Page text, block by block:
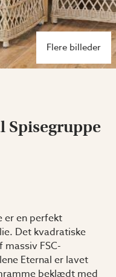
Flere billeder
Spisegruppe
er en perfekt
Det kvadratiske
FSC-
Eternal er lavet
beklædt med